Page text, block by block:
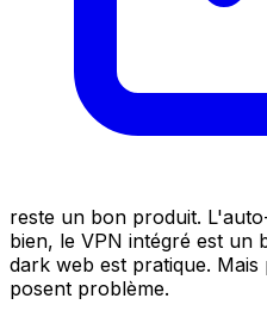
reste un bon produit.
bien, le VPN intégré est un
dark web est pratique.
posent problème.